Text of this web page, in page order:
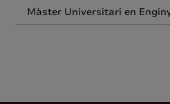
Màster Universitari en